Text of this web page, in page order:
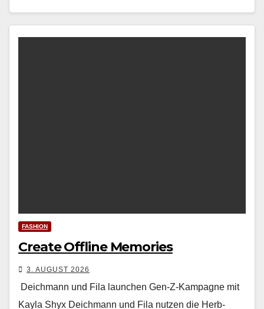
FASHION
Create Offline Memories
3. AUGUST 2026
Deichmann und Fila launchen Gen-Z-Kampagne mit
Kayla Shyx Deich­mann und Fila nutzen die Herb­